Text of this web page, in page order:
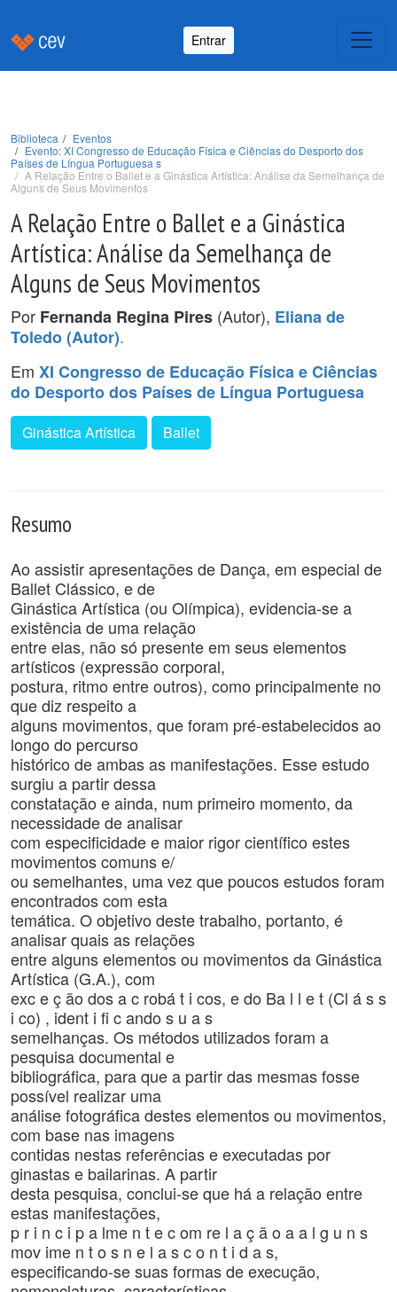
Entrar
Biblioteca
Eventos
Evento: XI Congresso de Educação Física e Ciências do Desporto dos
Países de Língua Portuguesa s
A Relação Entre o Ballet e a Ginástica Artística: Análise da Semelhança de
Alguns de Seus Movimentos
A Relação Entre o Ballet e a Ginástica
Artística: Análise da Semelhança de
Alguns de Seus Movimentos
Por Fernanda Regina Pires (Autor), Eliana de
Toledo (Autor).
Em XI Congresso de Educação Física e Ciências
do Desporto dos Países de Língua Portuguesa
Ginástica Artística Ballet
Resumo
Ao assistir apresentações de Dança, em especial de
Ballet Clássico, e de
Ginástica Artística (ou Olímpica), evidencia-se a
existência de uma relação
entre elas, não só presente em seus elementos
artísticos (expressão corporal,
postura, ritmo entre outros), como principalmente no
que diz respeito a
alguns movimentos, que foram pré-estabelecidos ao
longo do percurso
histórico de ambas as manifestações. Esse estudo
surgiu a partir dessa
constatação e ainda, num primeiro momento, da
necessidade de analisar
com especificidade e maior rigor científico estes
movimentos comuns e/
ou semelhantes, uma vez que poucos estudos foram
encontrados com esta
temática. O objetivo deste trabalho, portanto, é
analisar quais as relações
entre alguns elementos ou movimentos da Ginástica
Artística (G.A.), com
exc e ç ão dos a c robá t i cos, e do Ba l l e t (Cl á s s
i co) , ident i fi c ando s u a s
semelhanças. Os métodos utilizados foram a
pesquisa documental e
bibliográfica, para que a partir das mesmas fosse
possível realizar uma
análise fotográfica destes elementos ou movimentos,
com base nas imagens
contidas nestas referências e executadas por
ginastas e bailarinas. A partir
desta pesquisa, conclui-se que há a relação entre
estas manifestações,
p r i n c i p a lme n t e c om re l a ç ã o a a l g u n s
mov ime n t o s n e l a s c o n t i d a s,
especificando-se suas formas de execução,